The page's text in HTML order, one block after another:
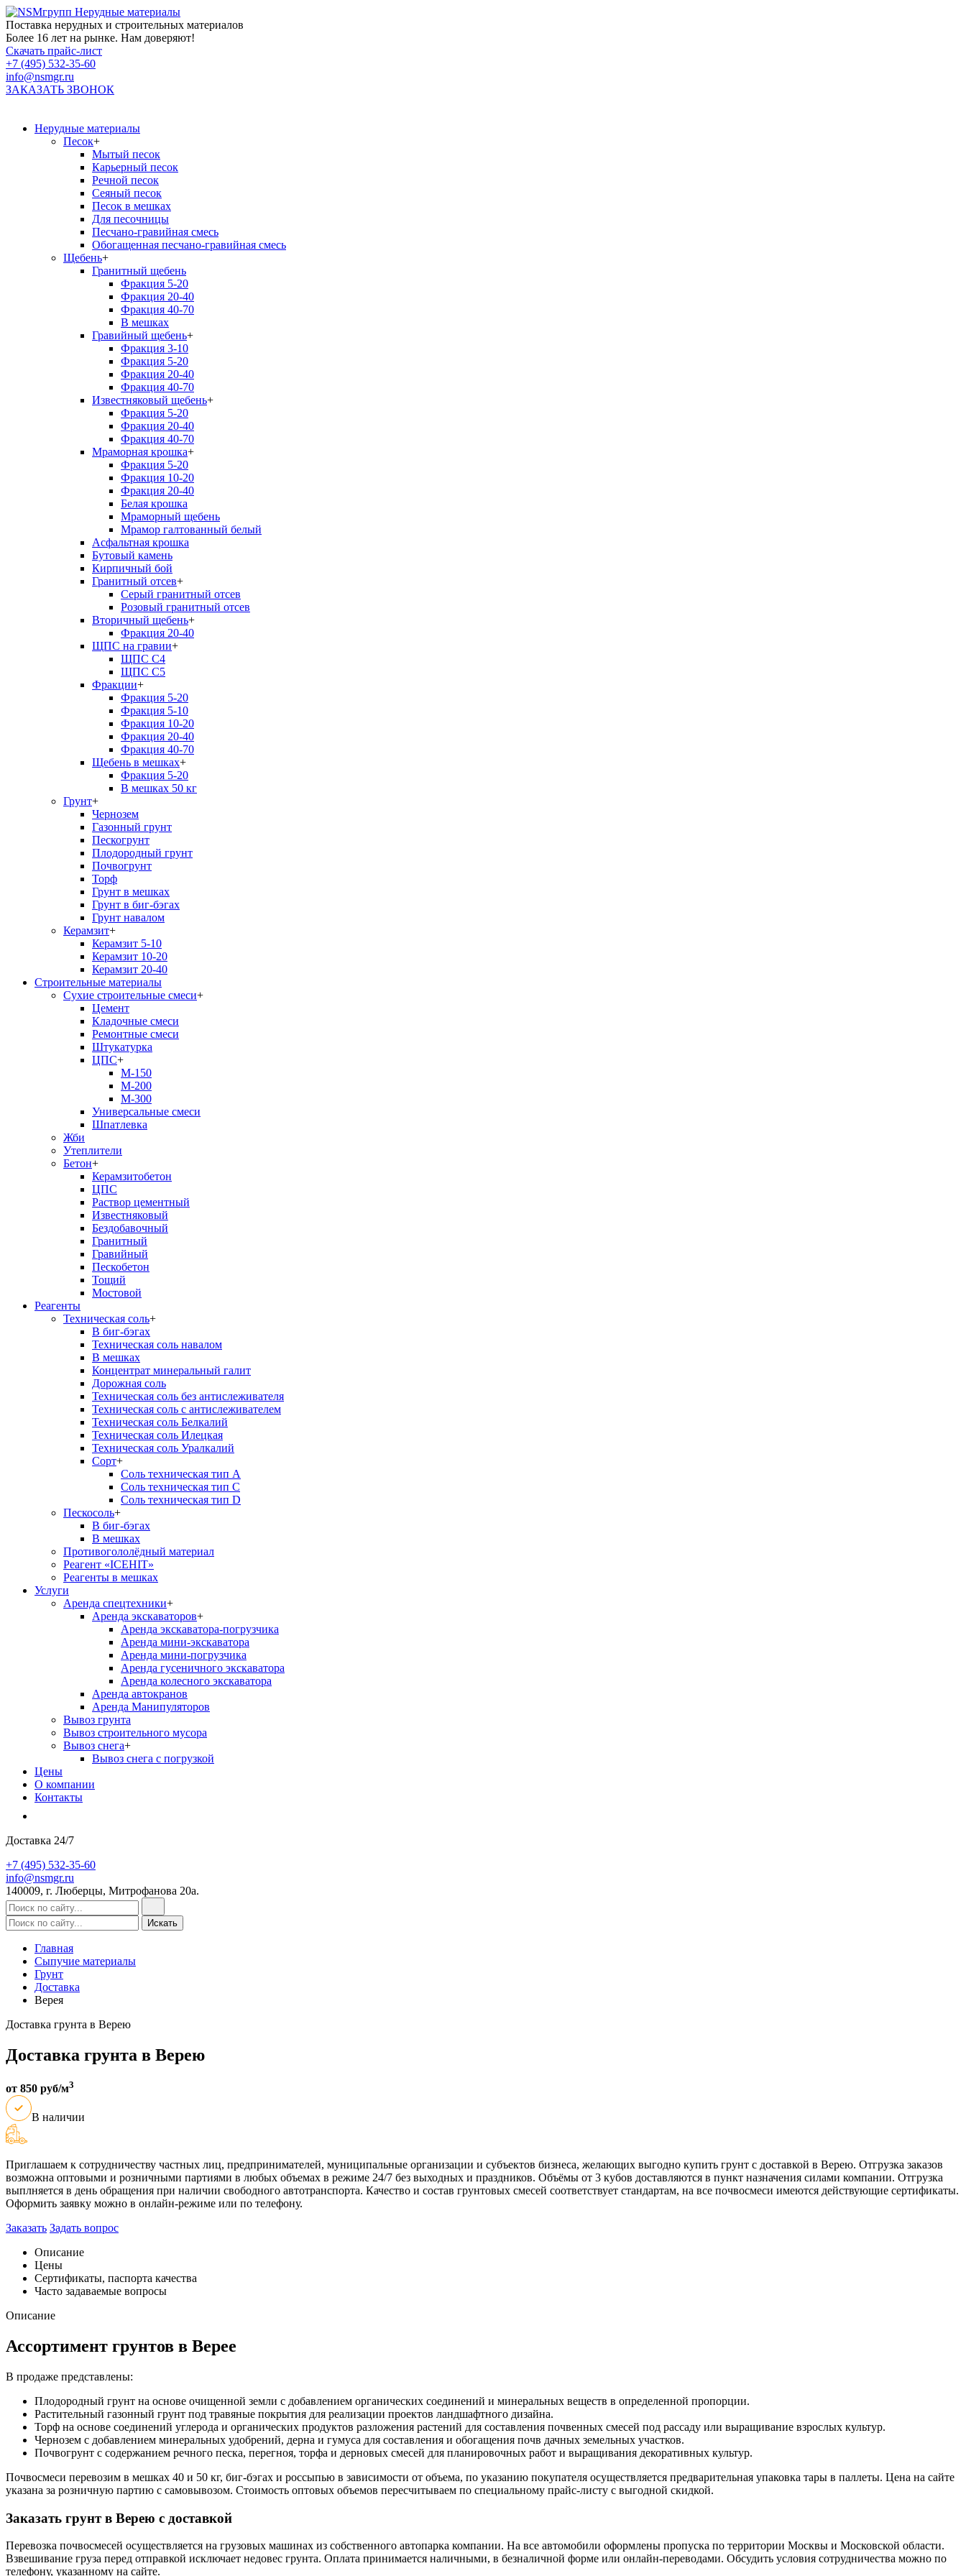
Нерудные материалы
Поставка нерудных и строительных материалов
Более 16 лет на рынке. Нам доверяют!
Скачать прайс-лист
+7 (495) 532-35-60
info@nsmgr.ru
ЗАКАЗАТЬ ЗВОНОК
Нерудные материалы
Песок+
Мытый песок
Карьерный песок
Речной песок
Сеяный песок
Песок в мешках
Для песочницы
Песчано-гравийная смесь
Обогащенная песчано-гравийная смесь
Щебень+
Гранитный щебень
Фракция 5-20
Фракция 20-40
Фракция 40-70
В мешках
Гравийный щебень+
Фракция 3-10
Фракция 5-20
Фракция 20-40
Фракция 40-70
Известняковый щебень+
Фракция 5-20
Фракция 20-40
Фракция 40-70
Мраморная крошка+
Фракция 5-20
Фракция 10-20
Фракция 20-40
Белая крошка
Мраморный щебень
Мрамор галтованный белый
Асфальтная крошка
Бутовый камень
Кирпичный бой
Гранитный отсев+
Серый гранитный отсев
Розовый гранитный отсев
Вторичный щебень+
Фракция 20-40
ЩПС на гравии+
ЩПС С4
ЩПС С5
Фракции+
Фракция 5-20
Фракция 5-10
Фракция 10-20
Фракция 20-40
Фракция 40-70
Щебень в мешках+
Фракция 5-20
В мешках 50 кг
Грунт+
Чернозем
Газонный грунт
Пескогрунт
Плодородный грунт
Почвогрунт
Торф
Грунт в мешках
Грунт в биг-бэгах
Грунт навалом
Керамзит+
Керамзит 5-10
Керамзит 10-20
Керамзит 20-40
Строительные материалы
Сухие строительные смеси+
Цемент
Кладочные смеси
Ремонтные смеси
Штукатурка
ЦПС+
М-150
М-200
М-300
Универсальные смеси
Шпатлевка
Жби
Утеплители
Бетон+
Керамзитобетон
ЦПС
Раствор цементный
Известняковый
Бездобавочный
Гранитный
Гравийный
Пескобетон
Тощий
Мостовой
Реагенты
Техническая соль+
В биг-бэгах
Техническая соль навалом
В мешках
Концентрат минеральный галит
Дорожная соль
Техническая соль без антислеживателя
Техническая соль с антислеживателем
Техническая соль Белкалий
Техническая соль Илецкая
Техническая соль Уралкалий
Сорт+
Соль техническая тип А
Соль техническая тип С
Соль техническая тип D
Пескосоль+
В биг-бэгах
В мешках
Противогололёдный материал
Реагент «ICEHIT»
Реагенты в мешках
Услуги
Аренда спецтехники+
Аренда экскаваторов+
Аренда экскаватора-погрузчика
Аренда мини-экскаватора
Аренда мини-погрузчика
Аренда гусеничного экскаватора
Аренда колесного экскаватора
Аренда автокранов
Аренда Манипуляторов
Вывоз грунта
Вывоз строительного мусора
Вывоз снега+
Вывоз снега с погрузкой
Цены
О компании
Контакты
Доставка 24/7
+7 (495) 532-35-60
info@nsmgr.ru
140009, г. Люберцы, Митрофанова 20а.
Главная
Сыпучие материалы
Грунт
Доставка
Верея
Доставка грунта в Верею
Доставка грунта в Верею
от 850 руб/м3
В наличии
Приглашаем к сотрудничеству частных лиц, предпринимателей, муниципальные организации и субъектов бизнеса, желающих выгодно купить грунт с доставкой в Верею. Отгрузка заказов
возможна оптовыми и розничными партиями в любых объемах в режиме 24/7 без выходных и праздников. Объёмы от 3 кубов доставляются в пункт назначения силами компании. Отгрузка
выплняется в день обращения при наличии свободного автотранспорта. Качество и состав грунтовых смесей соответствует стандартам, на все почвосмеси имеются действующие сертификаты.
Оформить заявку можно в онлайн-режиме или по телефону.
Заказать Задать вопрос
Описание
Цены
Сертификаты, паспорта качества
Часто задаваемые вопросы
Описание
Ассортимент грунтов в Верее
В продаже представлены:
Плодородный грунт на основе очищенной земли с добавлением органических соединений и минеральных веществ в определенной пропорции.
Растительный газонный грунт под травяные покрытия для реализации проектов ландшафтного дизайна.
Торф на основе соединений углерода и органических продуктов разложения растений для составления почвенных смесей под рассаду или выращивание взрослых культур.
Чернозем с добавлением минеральных удобрений, дерна и гумуса для составления и обогащения почв дачных земельных участков.
Почвогрунт с содержанием речного песка, перегноя, торфа и дерновых смесей для планировочных работ и выращивания декоративных культур.
Почвосмеси перевозим в мешках 40 и 50 кг, биг-бэгах и россыпью в зависимости от объема, по указанию покупателя осуществляется предварительная упаковка тары в паллеты. Цена на сайте
указана за розничную партию с самовывозом. Стоимость оптовых объемов пересчитываем по специальному прайс-листу с выгодной скидкой.
Заказать грунт в Верею с доставкой
Перевозка почвосмесей осуществляется на грузовых машинах из собственного автопарка компании. На все автомобили оформлены пропуска по территории Москвы и Московской области.
Взвешивание груза перед отправкой исключает недовес грунта. Оплата принимается наличными, в безналичной форме или онлайн-переводами. Обсудить условия сотрудничества можно по
телефону, указанному на сайте.